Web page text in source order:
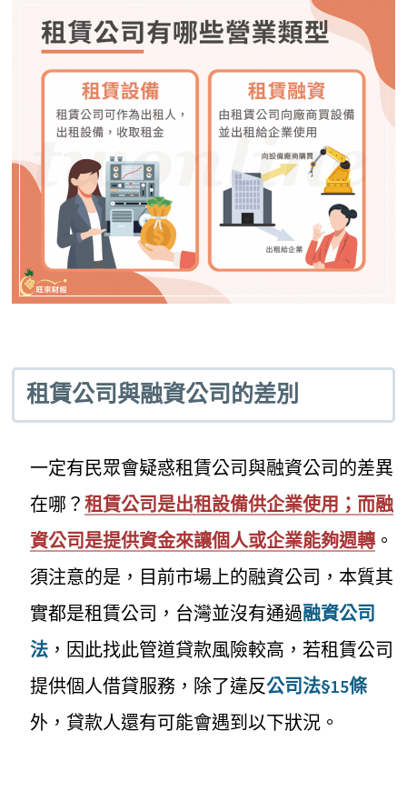
租賃公司與融資公司的差別
一定有民眾會疑惑租賃公司與融資公司的差異
在哪？租賃公司是出租設備供企業使用；而融
資公司是提供資金來讓個人或企業能夠週轉 。
須注意的是，目前市場上的融資公司，本質其
實都是租賃公司，台灣並沒有通過融資公司
法 ，因此找此管道貸款風險較高，若租賃公司
提供個人借貸服務，除了違反公司法§15條
外，貸款人還有可能會遇到以下狀況。